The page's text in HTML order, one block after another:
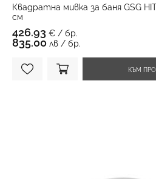
Квадратна мивка за баня GSG
см
426.93 € / бр.
835.00 лв / бр.
КЪМ